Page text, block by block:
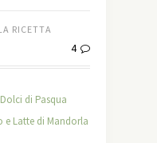
RICETTA
4
di Pasqua
e Latte di Mandorla